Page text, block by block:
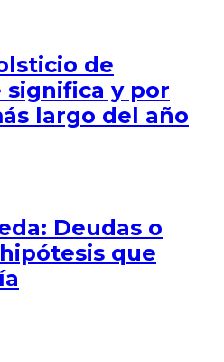
de
y por
largo del año
Deudas o
que